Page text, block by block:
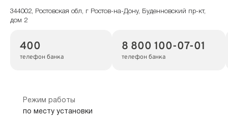
344002, Ростовская обл, г Ростов-на-Дону, Буденновский пр-кт,
дом 2
400
телефон банка
8 800 100-07-01
телефон банка
Режим работы
по месту установки